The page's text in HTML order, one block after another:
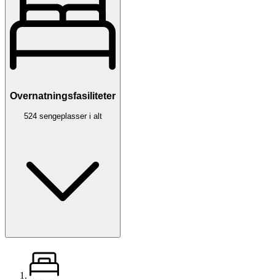
Overnatningsfasiliteter
524 sengeplasser i alt